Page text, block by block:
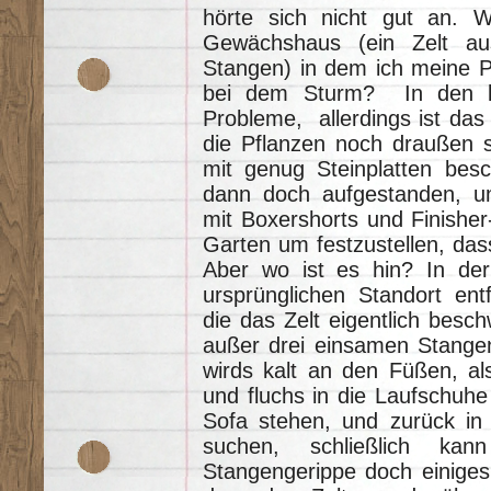
hörte sich nicht gut an.
Gewächshaus (ein Zelt
Stangen) in dem ich meine
bei dem Sturm? In den
Probleme, allerdings ist
die Pflanzen noch draußen
mit genug Steinplatten
dann doch aufgestanden,
mit Boxershorts und
Garten um festzustellen,
Aber wo ist es hin? In
ursprünglichen Standort
die das Zelt eigentlich
außer drei einsamen
wirds kalt an den Füßen,
und fluchs in die
Sofa stehen, und zurück
suchen, schließlich
Stangengerippe doch